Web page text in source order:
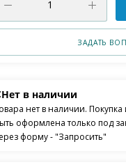
ЗАДАТЬ
Нет в наличии
нет в наличии. Покупка
оформлена только под
форму - "Запросить"